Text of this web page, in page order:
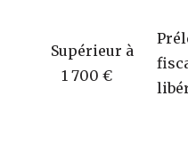
Supérieur à
1 700 €